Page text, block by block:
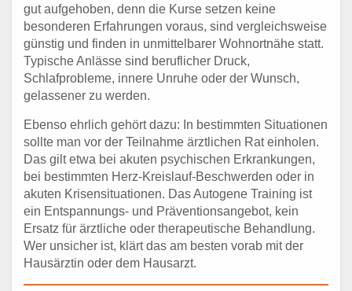
gut aufgehoben, denn die Kurse setzen keine
besonderen Erfahrungen voraus, sind vergleichsweise
günstig und finden in unmittelbarer Wohnortnähe statt.
Typische Anlässe sind beruflicher Druck,
Schlafprobleme, innere Unruhe oder der Wunsch,
gelassener zu werden.
Ebenso ehrlich gehört dazu: In bestimmten Situationen
sollte man vor der Teilnahme ärztlichen Rat einholen.
Das gilt etwa bei akuten psychischen Erkrankungen,
bei bestimmten Herz-Kreislauf-Beschwerden oder in
akuten Krisensituationen. Das Autogene Training ist
ein Entspannungs- und Präventionsangebot, kein
Ersatz für ärztliche oder therapeutische Behandlung.
Wer unsicher ist, klärt das am besten vorab mit der
Hausärztin oder dem Hausarzt.